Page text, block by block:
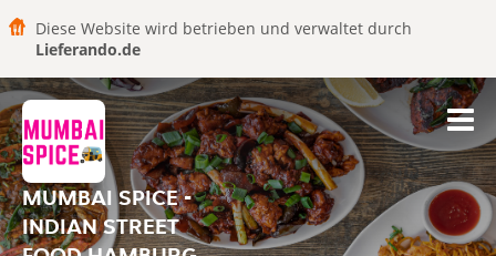
Diese Website wird betrieben und verwaltet durch
Lieferando.de
MUMBAI SPICE -
INDIAN STREET